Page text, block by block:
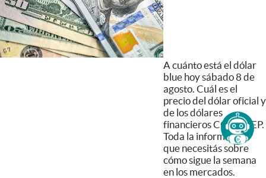
A cuánto está el dólar
blue hoy sábado 8 de
agosto. Cuál es el
precio del dólar oficial y
de los dólares
financieros CCL y MEP.
Toda la información
que necesitás sobre
cómo sigue la semana
en los mercados.